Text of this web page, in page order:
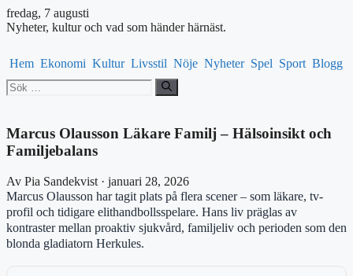
fredag, 7 augusti
Nyheter, kultur och vad som händer härnäst.
Hem Ekonomi Kultur Livsstil Nöje Nyheter Spel Sport Blogg
Sök
efter:
Marcus Olausson Läkare Familj – Hälsoinsikt och
Familjebalans
Av Pia Sandekvist · januari 28, 2026
Marcus Olausson har tagit plats på flera scener – som läkare, tv-
profil och tidigare elithandbollsspelare. Hans liv präglas av
kontraster mellan proaktiv sjukvård, familjeliv och perioden som den
blonda gladiatorn Herkules.